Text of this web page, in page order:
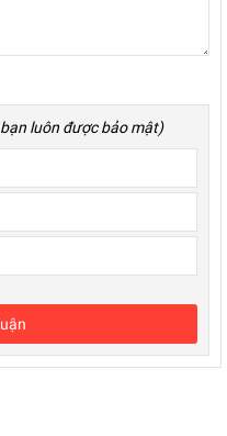
luôn được bảo mật)